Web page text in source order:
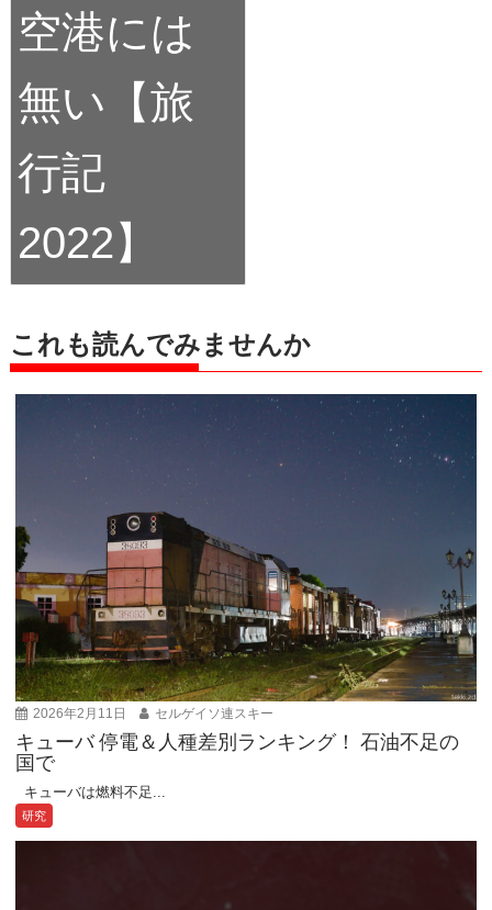
空港には
無い【旅
行記
2022】
これも読んでみませんか
2026年2月11日 セルゲイソ連スキー
キューバ 停電＆人種差別ランキング！ 石油不足の
国で
キューバは燃料不足...
研究